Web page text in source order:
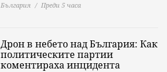
България Преди 5 часа
Дрон в небето над България: Как
политическите партии
коментираха инцидента